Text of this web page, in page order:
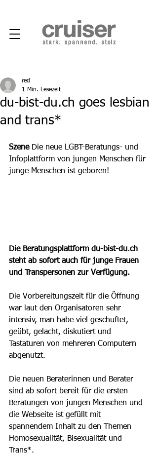
du-bist-du.ch goes lesbian
and trans*
red
1 Min. Lesezeit
Szene Die neue LGBT-Beratungs- und
Infoplattform von jungen Menschen für
junge Menschen ist geboren!
Die Beratungsplattform du-bist-du.ch
steht ab sofort auch für junge Frauen
und Transpersonen zur Verfügung.
Die Vorbereitungszeit für die Öffnung
war laut den Organisatoren sehr
intensiv, man habe viel geschuftet,
geübt, gelacht, diskutiert und
Tastaturen von mehreren Computern
abgenutzt.
Die neuen Beraterinnen und Berater
sind ab sofort bereit für die ersten
Beratungen von jungen Menschen und
die Webseite ist gefüllt mit
spannendem Inhalt zu den Themen
Homosexualität, Bisexualität und
Trans*.